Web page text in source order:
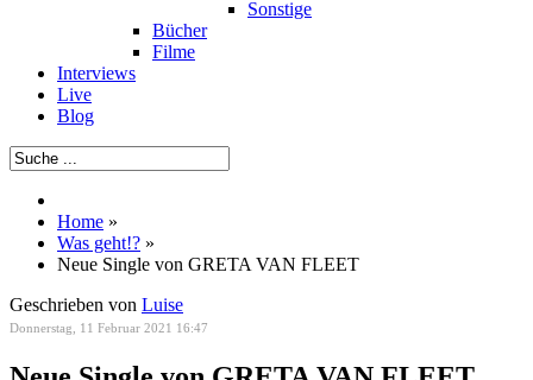
Sonstige
Bücher
Filme
Interviews
Live
Blog
Home »
Was geht!? »
Neue Single von GRETA VAN FLEET
Geschrieben von Luise
Donnerstag, 11 Februar 2021 16:47